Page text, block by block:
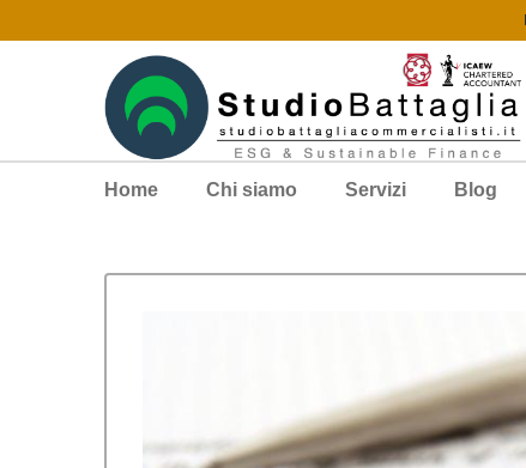
Home Chi siamo Servizi Blog